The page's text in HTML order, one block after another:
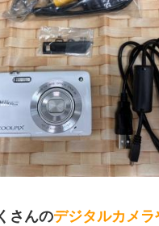
さんのデジタルカメ